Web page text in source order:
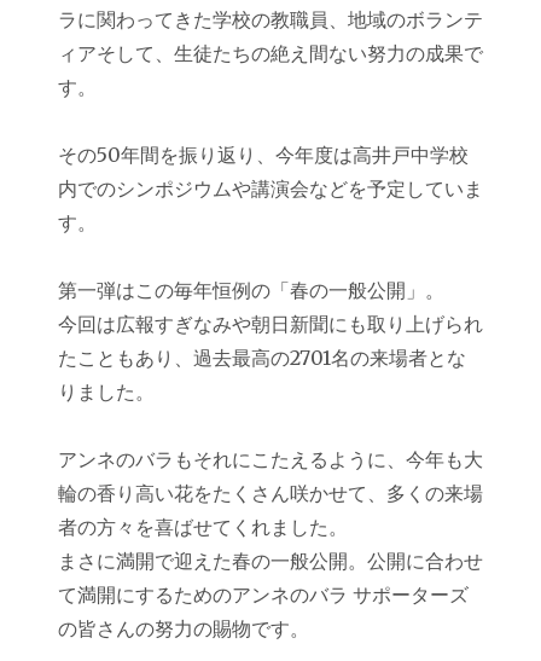
ラに関わってきた学校の教職員、地域のボランテ
ィアそして、生徒たちの絶え間ない努力の成果で
す。
その50年間を振り返り、今年度は高井戸中学校
内でのシンポジウムや講演会などを予定していま
す。
第一弾はこの毎年恒例の「春の一般公開」。
今回は広報すぎなみや朝日新聞にも取り上げられ
たこともあり、過去最高の2701名の来場者とな
りました。
アンネのバラもそれにこたえるように、今年も大
輪の香り高い花をたくさん咲かせて、多くの来場
者の方々を喜ばせてくれました。
まさに満開で迎えた春の一般公開。公開に合わせ
て満開にするためのアンネのバラ サポーターズ
の皆さんの努力の賜物です。